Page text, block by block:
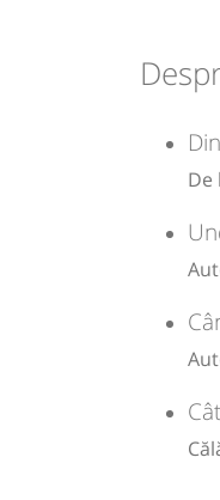
CH
04:30
04:30
04-
R
De